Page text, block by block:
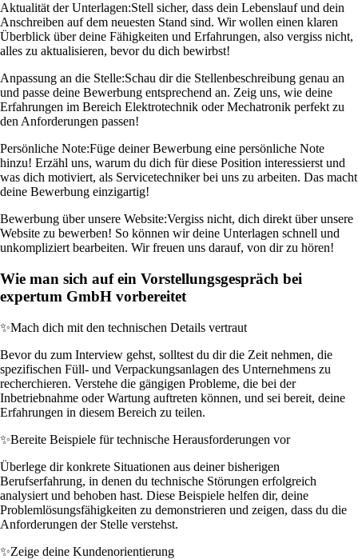
Aktualität der Unterlagen:Stell sicher, dass dein Lebenslauf und dein
Anschreiben auf dem neuesten Stand sind. Wir wollen einen klaren
Überblick über deine Fähigkeiten und Erfahrungen, also vergiss nicht,
alles zu aktualisieren, bevor du dich bewirbst!
Anpassung an die Stelle:Schau dir die Stellenbeschreibung genau an
und passe deine Bewerbung entsprechend an. Zeig uns, wie deine
Erfahrungen im Bereich Elektrotechnik oder Mechatronik perfekt zu
den Anforderungen passen!
Persönliche Note:Füge deiner Bewerbung eine persönliche Note
hinzu! Erzähl uns, warum du dich für diese Position interessierst und
was dich motiviert, als Servicetechniker bei uns zu arbeiten. Das macht
deine Bewerbung einzigartig!
Bewerbung über unsere Website:Vergiss nicht, dich direkt über unsere
Website zu bewerben! So können wir deine Unterlagen schnell und
unkompliziert bearbeiten. Wir freuen uns darauf, von dir zu hören!
Wie man sich auf ein Vorstellungsgespräch bei
expertum GmbH vorbereitet
✨Mach dich mit den technischen Details vertraut
Bevor du zum Interview gehst, solltest du dir die Zeit nehmen, die
spezifischen Füll- und Verpackungsanlagen des Unternehmens zu
recherchieren. Verstehe die gängigen Probleme, die bei der
Inbetriebnahme oder Wartung auftreten können, und sei bereit, deine
Erfahrungen in diesem Bereich zu teilen.
✨Bereite Beispiele für technische Herausforderungen vor
Überlege dir konkrete Situationen aus deiner bisherigen
Berufserfahrung, in denen du technische Störungen erfolgreich
analysiert und behoben hast. Diese Beispiele helfen dir, deine
Problemlösungsfähigkeiten zu demonstrieren und zeigen, dass du die
Anforderungen der Stelle verstehst.
✨Zeige deine Kundenorientierung